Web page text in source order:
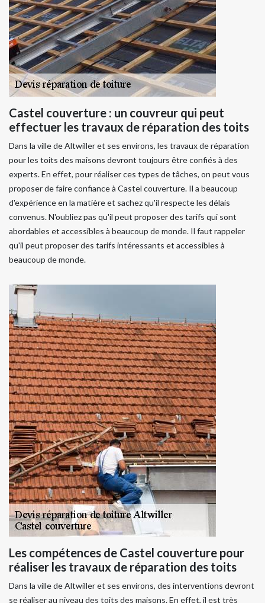
Castel couverture : un couvreur qui peut
effectuer les travaux de réparation des toits
Dans la ville de Altwiller et ses environs, les travaux de réparation
pour les toits des maisons devront toujours être confiés à des
experts. En effet, pour réaliser ces types de tâches, on peut vous
proposer de faire confiance à Castel couverture. Il a beaucoup
d'expérience en la matière et sachez qu'il respecte les délais
convenus. N'oubliez pas qu'il peut proposer des tarifs qui sont
abordables et accessibles à beaucoup de monde. Il faut rappeler
qu'il peut proposer des tarifs intéressants et accessibles à
beaucoup de monde.
Les compétences de Castel couverture pour
réaliser les travaux de réparation des toits
Dans la ville de Altwiller et ses environs, des interventions devront
se réaliser au niveau des toits des maisons. En effet, il est très